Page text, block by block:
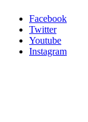
Facebook
Twitter
Youtube
Instagram